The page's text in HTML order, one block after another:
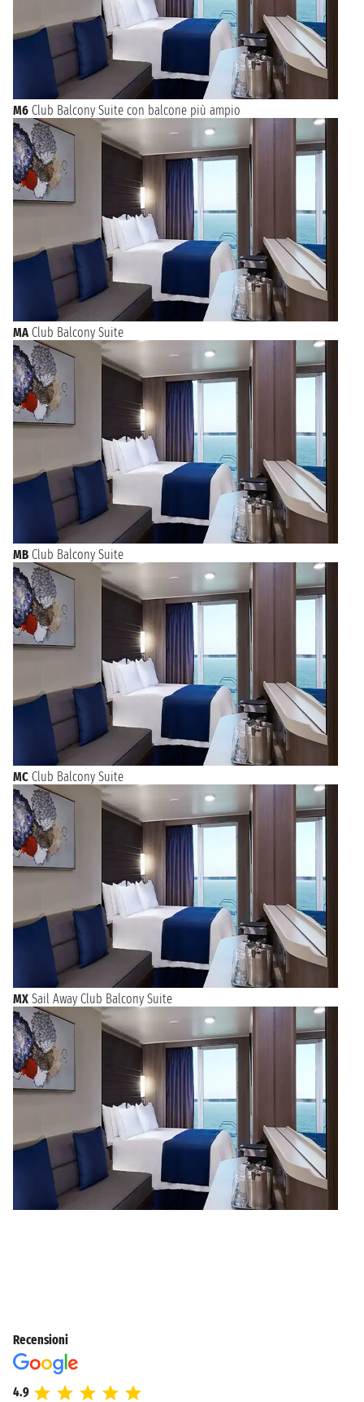
M6 Club Balcony Suite con balcone più ampio
MA Club Balcony Suite
MB Club Balcony Suite
MC Club Balcony Suite
MX Sail Away Club Balcony Suite
Recensioni
4.9